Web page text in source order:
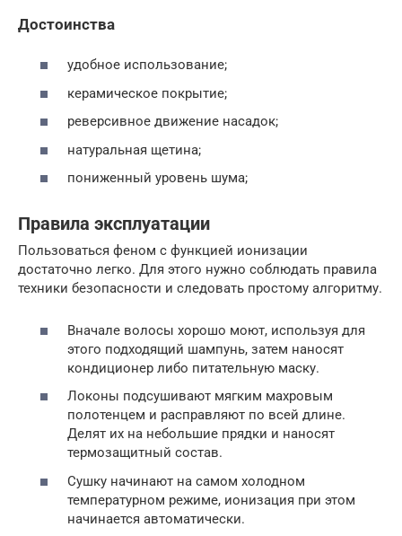
Достоинства
удобное использование;
керамическое покрытие;
реверсивное движение насадок;
натуральная щетина;
пониженный уровень шума;
Правила эксплуатации
Пользоваться феном с функцией ионизации
достаточно легко. Для этого нужно соблюдать правила
техники безопасности и следовать простому алгоритму.
Вначале волосы хорошо моют, используя для
этого подходящий шампунь, затем наносят
кондиционер либо питательную маску.
Локоны подсушивают мягким махровым
полотенцем и расправляют по всей длине.
Делят их на небольшие прядки и наносят
термозащитный состав.
Сушку начинают на самом холодном
температурном режиме, ионизация при этом
начинается автоматически.